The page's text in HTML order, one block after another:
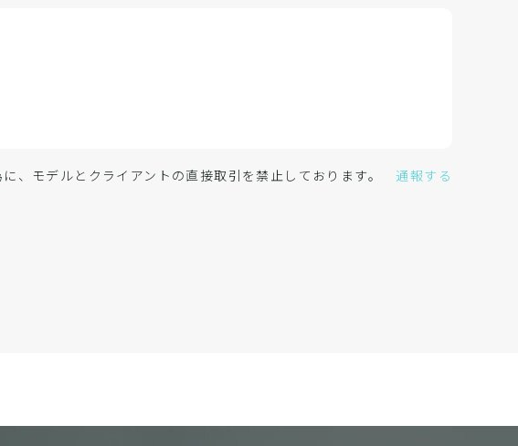
、モデルとクライアントの直接取引を禁止しております。 通報する